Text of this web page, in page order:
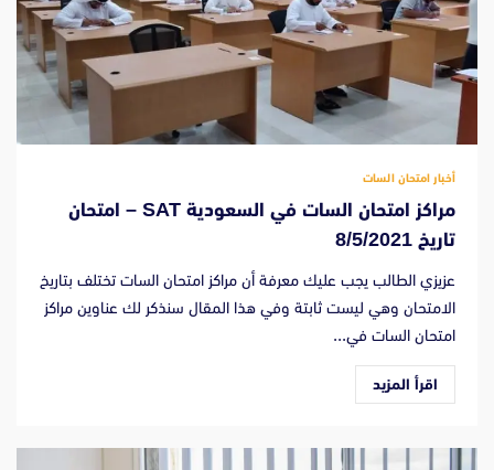
أخبار امتحان السات
مراكز امتحان السات في السعودية SAT – امتحان
تاريخ 8/5/2021
عزيزي الطالب يجب عليك معرفة أن مراكز امتحان السات تختلف بتاريخ
الامتحان وهي ليست ثابتة وفي هذا المقال سنذكر لك عناوين مراكز
امتحان السات في...
اقرأ المزيد